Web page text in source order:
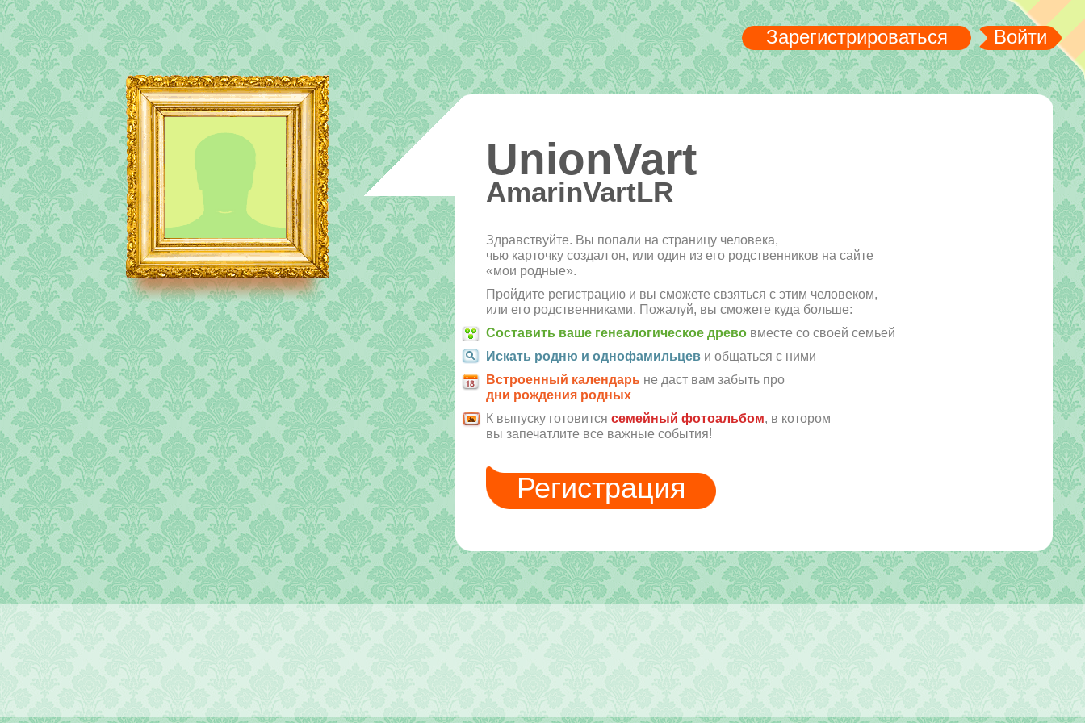
Зарегистрироваться Войти
UnionVart
AmarinVartLR
Здравствуйте. Вы попали на страницу человека,
чью карточку создал он, или один из его родственников на сайте
«мои родные».
Пройдите регистрацию и вы сможете свзяться с этим человеком,
или его родственниками. Пожалуй, вы сможете куда больше:
Составить ваше генеалогическое древо вместе со своей семьей
Искать родню и однофамильцев и общаться с ними
Встроенный календарь не даст вам забыть про
дни рождения родных
К выпуску готовитсясемейный фотоальбом, в котором
вы запечатлите все важные события!
Регистрация